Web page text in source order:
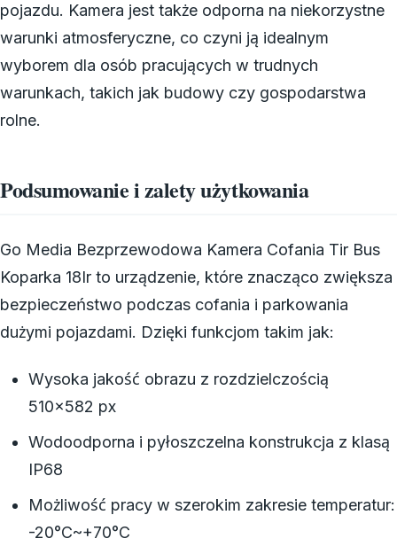
pojazdu. Kamera jest także odporna na niekorzystne
warunki atmosferyczne, co czyni ją idealnym
wyborem dla osób pracujących w trudnych
warunkach, takich jak budowy czy gospodarstwa
rolne.
Podsumowanie i zalety użytkowania
Go Media Bezprzewodowa Kamera Cofania Tir Bus
Koparka 18Ir to urządzenie, które znacząco zwiększa
bezpieczeństwo podczas cofania i parkowania
dużymi pojazdami. Dzięki funkcjom takim jak:
Wysoka jakość obrazu z rozdzielczością
510×582 px
Wodoodporna i pyłoszczelna konstrukcja z klasą
IP68
Możliwość pracy w szerokim zakresie temperatur:
-20°C~+70°C